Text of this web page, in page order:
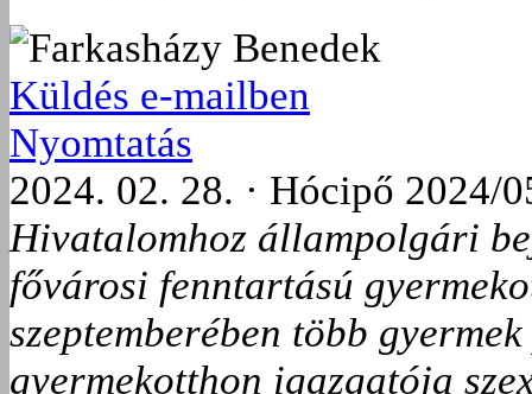
Farkasházy Benedek
Küldés e-mailben
Nyomtatás
2024. 02. 28. · Hócipő 2024/
Hivatalomhoz állampolgári
fővárosi fenntartású
szeptemberében több
gyermekotthon igazgatója